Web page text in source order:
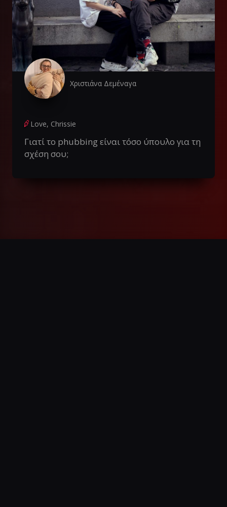
Χριστιάνα Δεμέναγα
Love, Chrissie
Γιατί το phubbing είναι τόσο ύπουλο για τη
σχέση σου;